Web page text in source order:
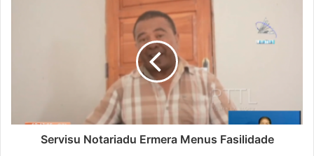
Servisu Notariadu Ermera Menus Fasilidade